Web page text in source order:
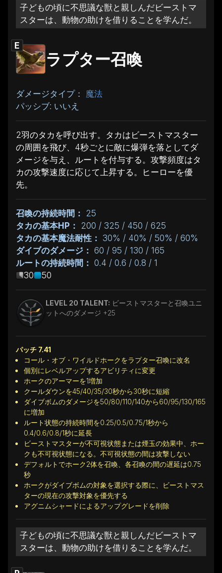
子どもの頃に不思議な獣と親しんだビーストマ
スターは、動物の助けを借りることを学んだ。
E
ラプター召喚
ダメージタイプ： 魔法
パッシブ: いいえ
2羽のタカを呼び出す。タカはビーストマスター
の周囲を飛び、4秒ごとに敵に爆弾を落としてダ
メージを与え、ルートを付与する。攻撃頻度はタ
カの攻撃速度に応じて上昇する。ヒーローを優
先。
召喚の持続時間：
25
タカの基本HP：
200 / 325 / 450 / 625
タカの基本魔法耐性： 30% / 40% / 50% / 60%
ダイブのダメージ： 60 / 95 / 130 / 165
ルートの持続時間： 0.4 / 0.6 / 0.8 / 1
30
50
LEVEL 20 TALENT: ビーストマスターと召喚ユニ
ットへのダメージ +25
パッチ 7.41
コール・オブ・ワイルドホークをラプター召喚に改名
個別にレベルアップするアビリティに変更
ホークのアーマーを1増加
クールダウンを45/40/35/30秒から30秒に短縮
ダイブボムのダメージを50/80/110/140から60/95/130/165
に増加
ルート状態の持続時間を0.25/0.5/0.75/1秒から
0.4/0.6/0.8/1秒に延長
ビーストマスターが不可視状態または煙玉の効果中、ホー
クも不可視状態になる。不可視状態の間は攻撃しない
デフォルトでホーク2体を召喚、各召喚の間の遅延は0.75
秒
ホークがダイブボムの対象を選択する際に、ビーストマス
ターの現在の攻撃対象を優先する
アグニムシャードによるアップグレードを削除
子どもの頃に不思議な獣と親しんだビーストマ
スターは、動物の助けを借りることを学んだ。